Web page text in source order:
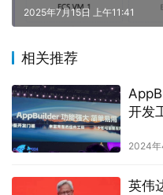
2025年7月15日 上午11:41
相关推荐
开发
2024年
英伟